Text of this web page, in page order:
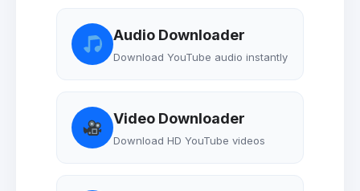
Audio Downloader
Download YouTube audio instantly
Video Downloader
Download HD YouTube videos